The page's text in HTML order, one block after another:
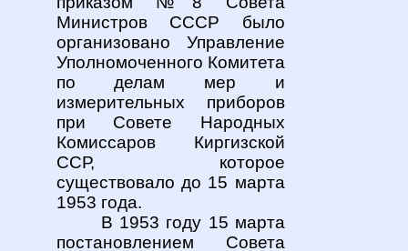
Министров СССР было
организовано Управление
Уполномоченного Комитета
по делам мер и
измерительных приборов
при Совете Народных
Комиссаров Киргизской
ССР, которое
существовало до 15 марта
1953 года.
В 1953 году 15 марта
постановлением Совета